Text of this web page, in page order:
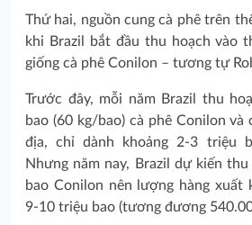
Thứ hai, nguồn cung cà phê trên
khi Brazil bắt đầu thu hoạch vào
giống cà phê Conilon – tương tự
Trước đây, mỗi năm Brazil thu
bao (60 kg/bao) cà phê Conilon
địa, chỉ dành khoảng 2-3 triệu
Nhưng năm nay, Brazil dự kiến
bao Conilon nên lượng hàng xuất
9-10 triệu bao (tương đương